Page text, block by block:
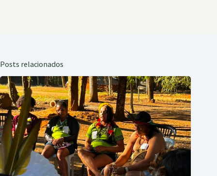
Posts relacionados